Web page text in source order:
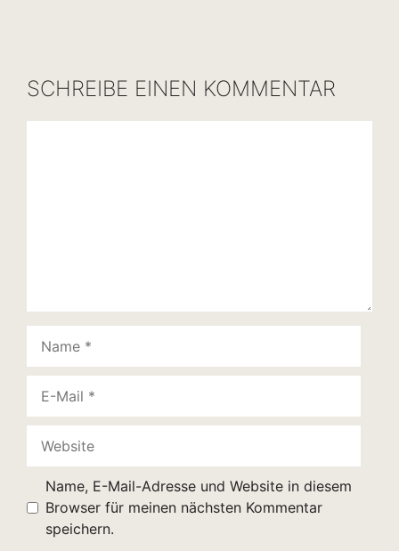
SCHREIBE EINEN KOMMENTAR
Mail
Name, E-Mail-Adresse und Website in diesem
Browser für meinen nächsten Kommentar
speichern.